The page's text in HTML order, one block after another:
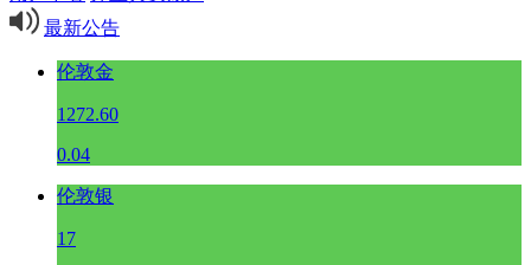
最新公告
伦敦金
1272.60
0.04
伦敦银
17